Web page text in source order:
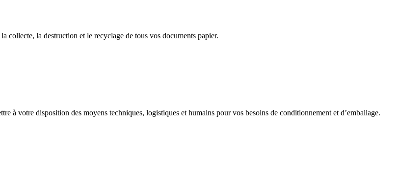
collecte, la destruction et le recyclage de tous vos documents papier.
à votre disposition des moyens techniques, logistiques et humains pour vos besoins de conditionnement et d’emballage.